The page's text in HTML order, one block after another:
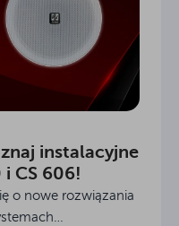
instalacyjne
i CS 606!
o nowe rozwiązania